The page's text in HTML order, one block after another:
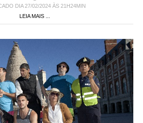
DIA 27/02/2024 ÀS 21H24MIN
LEIA MAIS ...